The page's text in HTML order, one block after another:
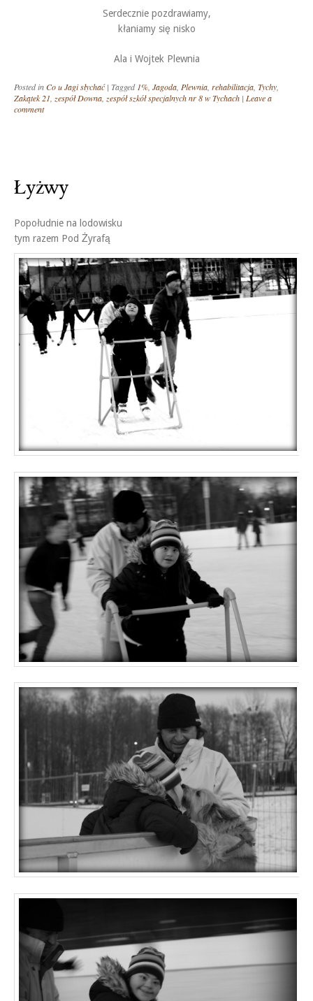
Serdecznie pozdrawiamy,
kłaniamy się nisko
Ala i Wojtek Plewnia
Posted inCo u Jagi słychać | Tagged 1% Jagoda Plewnia rehabilitacja Tychy
Zakątek 21 zespół Downa zespół szkół specjalnych nr 8 w Tychach | Leave a
comment
Łyżwy
Popołudnie na lodowisku
tym razem Pod Żyrafą